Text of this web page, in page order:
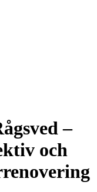
–
och